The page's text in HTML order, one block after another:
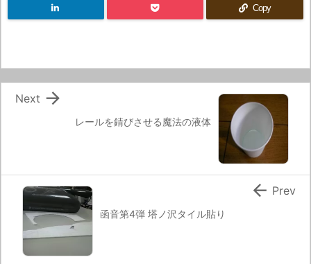
Copy
レールを錆びさせる魔法の液体

Next
函音第4弾 塔ノ沢タイル貼り
 Prev